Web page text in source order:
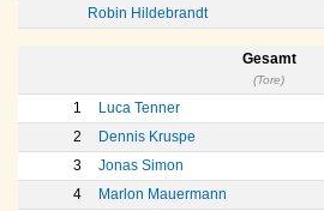
Robin Hildebrandt
Gesamt
(Tore)
1 Luca Tenner
2
Dennis Kruspe
3
Jonas Simon
4
Marlon Mauermann